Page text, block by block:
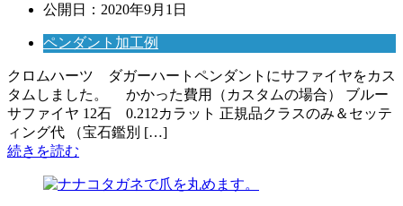
公開日： 2020年9月1日
ペンダント加工例
クロムハーツ ダガーハートペンダントにサファイヤをカス
タムしました。 かかった費用（カスタムの場合） ブルー
サファイヤ 12石 0.212カラット 正規品クラスのみ＆セッテ
ィング代 （宝石鑑別 […]
続きを読む